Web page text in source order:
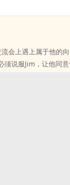
会上遇上属于他的
说服Jim，让他同